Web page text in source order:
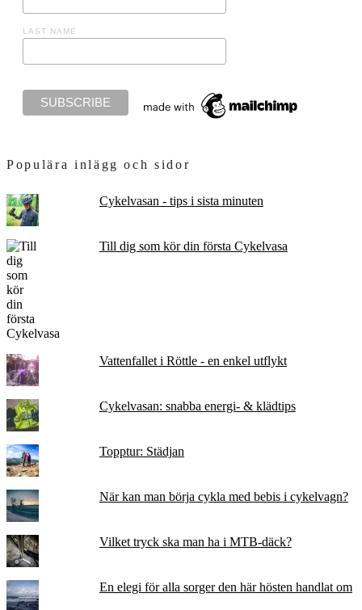
LAST NAME
Populära inlägg och sidor
Cykelvasan - tips i sista minuten
Till dig som kör din första Cykelvasa
Vattenfallet i Röttle - en enkel utflykt
Cykelvasan: snabba energi- & klädtips
Topptur: Städjan
När kan man börja cykla med bebis i cykelvagn?
Vilket tryck ska man ha i MTB-däck?
En elegi för alla sorger den här hösten handlat om